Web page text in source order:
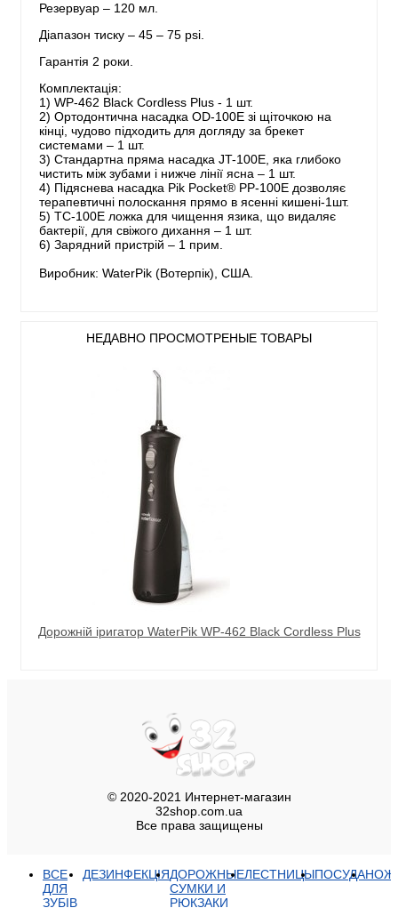
Резервуар – 120 мл.
Діапазон тиску – 45 – 75 psi.
Гарантія 2 роки.
Комплектація:
1) WP-462 Black Cordless Plus - 1 шт.
2) Ортодонтична насадка OD-100E зі щіточкою на
кінці, чудово підходить для догляду за брекет
системами – 1 шт.
3) Стандартна пряма насадка JT-100E, яка глибоко
чистить між зубами і нижче лінії ясна – 1 шт.
4) Підяснева насадка Pik Pocket® PP-100E дозволяє
терапевтичні полоскання прямо в ясенні кишені-1шт.
5) TC-100E ложка для чищення язика, що видаляє
бактерії, для свіжого дихання – 1 шт.
6) Зарядний пристрій – 1 прим.
Виробник: WaterРik (Вотерпік), США.
НЕДАВНО ПРОСМОТРЕНЫЕ ТОВАРЫ
Дорожній іригатор WaterPik WP-462 Black Cordless Plus
© 2020-2021 Интернет-магазин
32shop.com.ua
Все права защищены
ВСЕ
ДЛЯ
ЗУБІВ
ДЕЗИНФЕКЦІЯДОРОЖНЫЕ
СУМКИ И
РЮКЗАКИ
ЛЕСТНИЦЫПОСУДА